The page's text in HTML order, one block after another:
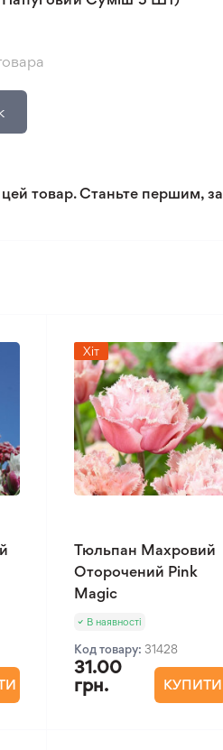
товар. Станьте першим,
Хіт
Тюльпан Махровий
Оторочений Pink
Magic
В наявності
Код товару: 31428
31.00
грн.
КУПИТИ